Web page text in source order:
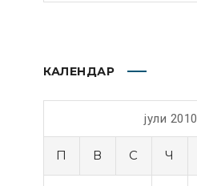
КАЛЕНДАР
јули 2010
П В С Ч